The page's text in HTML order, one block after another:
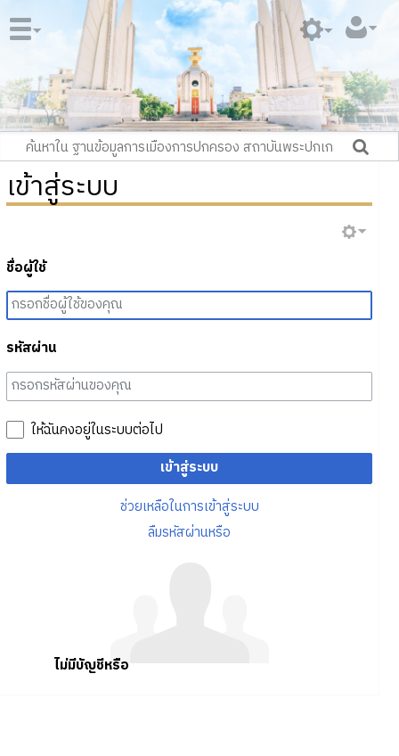
เข้าสู่ระบบ
ชื่อผู้ใช้
รหัสผ่าน
ให้ฉันคงอยู่ในระบบต่อไป
เข้าสู่ระบบ
ช่วยเหลือในการเข้าสู่ระบบ
ลืมรหัสผ่านหรือ
ไม่มีบัญชีหรือ